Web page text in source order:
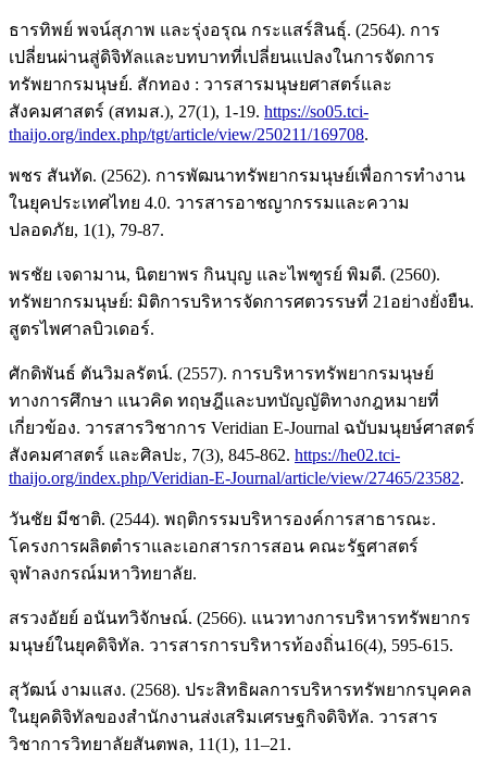
ธารทิพย์ พจน์สุภาพ และรุ่งอรุณ กระแสร์สินธุ์. (2564). การ
เปลี่ยนผ่านสู่ดิจิทัลและบทบาทที่เปลี่ยนแปลงในการจัดการ
ทรัพยากรมนุษย์. สักทอง : วารสารมนุษยศาสตร์และ
สังคมศาสตร์ (สทมส.), 27(1), 1-19. https://so05.tci-
thaijo.org/index.php/tgt/article/view/250211/169708.
พชร สันทัด. (2562). การพัฒนาทรัพยากรมนุษย์เพื่อการทำงาน
ในยุคประเทศไทย 4.0. วารสารอาชญากรรมและความ
ปลอดภัย, 1(1), 79-87.
พรชัย เจดามาน, นิตยาพร กินบุญ และไพฑูรย์ พิมดี. (2560).
ทรัพยากรมนุษย์: มิติการบริหารจัดการศตวรรษที่ 21อย่างยั่งยืน.
สูตรไพศาลบิวเดอร์.
ศักดิพันธ์ ตันวิมลรัตน์. (2557). การบริหารทรัพยากรมนุษย์
ทางการศึกษา แนวคิด ทฤษฎีและบทบัญญัติทางกฎหมายที่
เกี่ยวข้อง. วารสารวิชาการ Veridian E-Journal ฉบับมนุยษ์ศาสตร์
สังคมศาสตร์ และศิลปะ, 7(3), 845-862. https://he02.tci-
thaijo.org/index.php/Veridian-E-Journal/article/view/27465/23582.
วันชัย มีชาติ. (2544). พฤติกรรมบริหารองค์การสาธารณะ.
โครงการผลิตตำราและเอกสารการสอน คณะรัฐศาสตร์
จุฬาลงกรณ์มหาวิทยาลัย.
สรวงอัยย์ อนันทวิจักษณ์. (2566). แนวทางการบริหารทรัพยากร
มนุษย์ในยุคดิจิทัล. วารสารการบริหารท้องถิ่น16(4), 595-615.
สุวัฒน์ งามแสง. (2568). ประสิทธิผลการบริหารทรัพยากรบุคคล
ในยุคดิจิทัลของสำนักงานส่งเสริมเศรษฐกิจดิจิทัล. วารสาร
วิชาการวิทยาลัยสันตพล, 11(1), 11–21.